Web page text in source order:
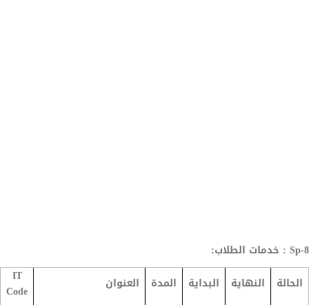
Sp-8 : خدمات الطلاب:
الحالة
النهاية البداية المدة العنوان
IT
Code